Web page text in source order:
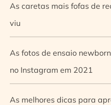
As caretas mais fofas de
viu
As fotos de ensaio
no Instagram em 2021
As melhores dicas para